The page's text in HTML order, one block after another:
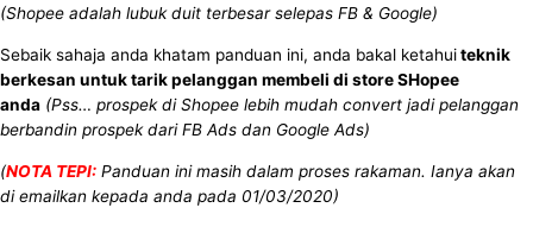
(Shopee adalah lubuk duit terbesar selepas FB & Google)
Sebaik sahaja anda khatam panduan ini, anda bakal ketahuiteknik
berkesan untuk tarik pelanggan membeli di store SHopee
anda (Pss… prospek di Shopee lebih mudah convert jadi pelanggan
berbandin prospek dari FB Ads dan Google Ads)
(NOTA TEPI: Panduan ini masih dalam proses rakaman. Ianya akan
di emailkan kepada anda pada 01/03/2020)